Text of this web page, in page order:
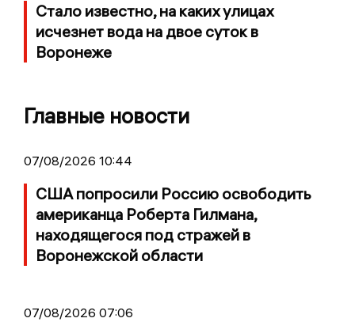
Стало известно, на каких улицах
исчезнет вода на двое суток в
Воронеже
Главные новости
07/08/2026 10:44
США попросили Россию освободить
американца Роберта Гилмана,
находящегося под стражей в
Воронежской области
07/08/2026 07:06